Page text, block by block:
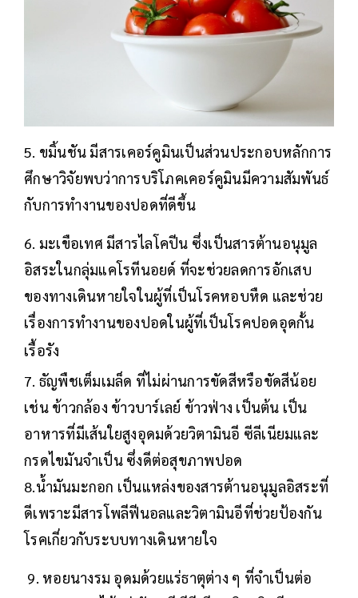
5. ขมิ้นชัน มีสารเคอร์คูมินเป็นส่วนประกอบหลักการ
ศึกษาวิจัยพบว่าการบริโภคเคอร์คูมินมีความสัมพันธ์
กับการทำงานของปอดที่ดีขึ้น
6. มะเขือเทศ มีสารไลโคปีน ซึ่งเป็นสารต้านอนุมูล
อิสระในกลุ่มแคโรทีนอยด์ ที่จะช่วยลดการอักเสบ
ของทางเดินหายใจในผู้ที่เป็นโรคหอบหืด และช่วย
เรื่องการทำงานของปอดในผู้ที่เป็นโรคปอดอุดกั้น
เรื้อรัง
7. ธัญพืชเต็มเมล็ด ที่ไม่ผ่านการขัดสีหรือขัดสีน้อย
เช่น ข้าวกล้อง ข้าวบาร์เลย์ ข้าวฟ่าง เป็นต้น เป็น
อาหารที่มีเส้นใยสูงอุดมด้วยวิตามินอี ซีลีเนียมและ
กรดไขมันจำเป็น ซึ่งดีต่อสุขภาพปอด
8.น้ำมันมะกอก เป็นแหล่งของสารต้านอนุมูลอิสระที่
ดีเพราะมีสารโพลีฟีนอลและวิตามินอีที่ช่วยป้องกัน
โรคเกี่ยวกับระบบทางเดินหายใจ
9. หอยนางรม อุดมด้วยแร่ธาตุต่าง ๆ ที่จำเป็นต่อ